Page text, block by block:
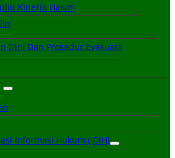
Kinerja Hakim
Dini Dan Prosedur Evakuasi
Informasi Hukum (JDIH)